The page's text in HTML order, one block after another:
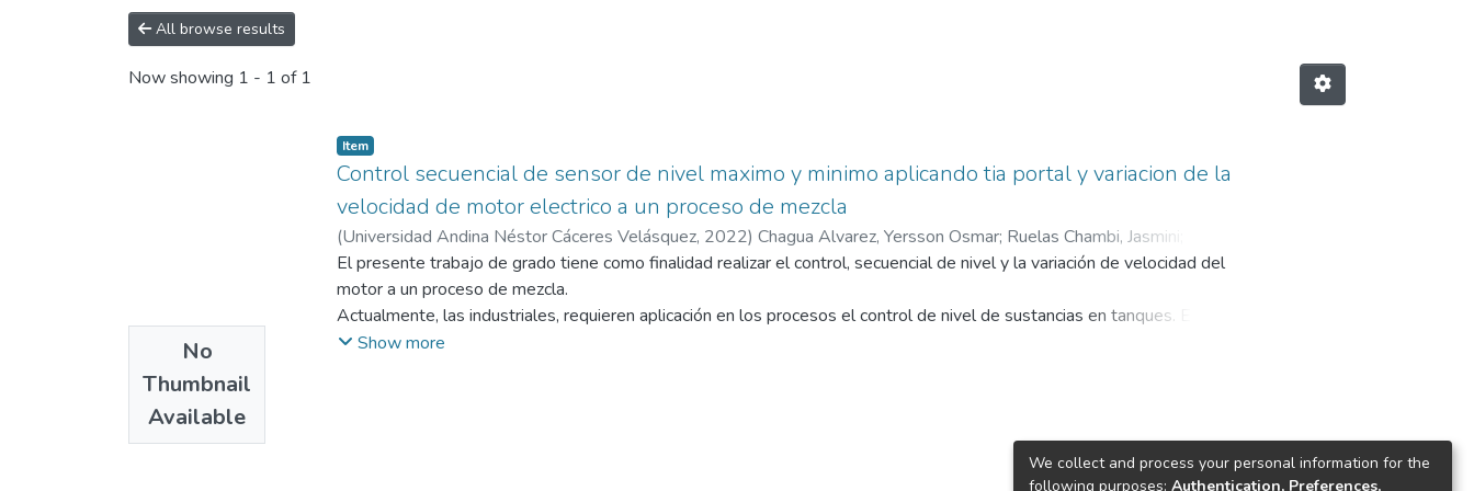
All browse results
Now showing 1 - 1 of 1
No
Thumbnail
Available
Item
Control secuencial de sensor de nivel maximo y minimo aplicando tia portal y variacion de la
velocidad de motor electrico a un proceso de mezcla
(Universidad Andina Néstor Cáceres Velásquez, 2022) Chagua Alvarez, Yersson Osmar; Ruelas Chambi, Jasmini
Universidad Andina Néstor Cáceres Velásquez
El presente trabajo de grado tiene como finalidad realizar el control, secuencial de nivel y la variación de velocidad del
motor a un proceso de mezcla.
Actualmente, las industriales, requieren aplicación en los procesos el control de nivel de sustancias en tanques. Este
proceso requiere de técnicas de concentración, tanques de mezcla y procesos de fundición. Un sistema de nivel
una manera didáctica para realizar prácticas de laboratorio encaminadas a la solución de problemáticas a menor escala.
Show more
We collect and process your personal information for the
following purposes: Authentication, Preferences,